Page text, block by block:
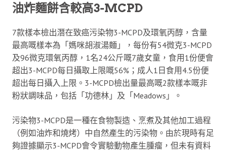
油炸麵餅含較高3-MCPD
7款樣本檢出潛在致癌污染物3-MCPD及環氧丙醇，含量
最高嘅樣本為「媽咪胡淑湯麵」，每份有54微克3-MCPD
及96微克環氧丙醇，1名24公斤嘅7歲女童，食用1份便會
超出3-MCPD每日攝取上限嘅56%；成人1日食用4.5份便
超出每日攝入上限。3-MCPD檢出量最高嘅2款樣本嘅非
粉狀調味品，包括「功德林」及「Meadows」。
污染物3-MCPD是一種在食物製造、烹煮及其他加工過程
（例如油炸和燒烤）中自然產生的污染物。由於現時有足
夠證據顯示3-MCPD會令實驗動物產生腫瘤，但未有資料